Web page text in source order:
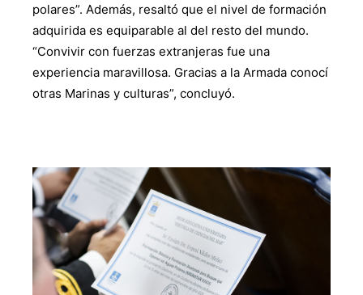
polares”. Además, resaltó que el nivel de formación
adquirida es equiparable al del resto del mundo.
“Convivir con fuerzas extranjeras fue una
experiencia maravillosa. Gracias a la Armada conocí
otras Marinas y culturas”, concluyó.